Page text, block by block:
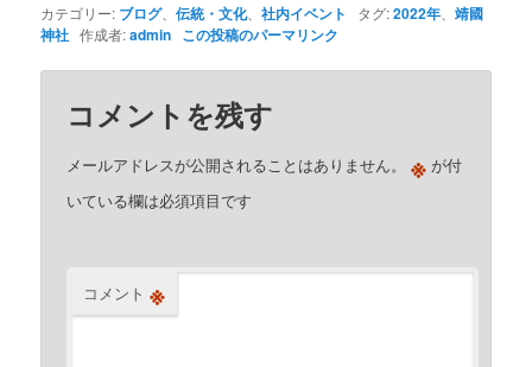
カテゴリー: ブログ、伝統・文化、社内イベント タグ:2022年 、靖國
神社 作成者:admin この投稿のパーマリンク
コメントを残す
メールアドレスが公開されることはありません。 ※ が付
いている欄は必須項目です
コメント ※